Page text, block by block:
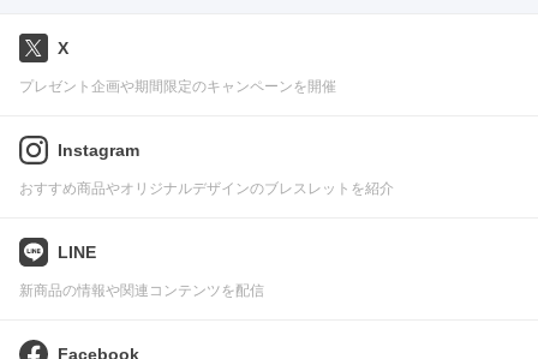
X
プレゼント企画や期間限定のキャンペーンを開催
Instagram
おすすめ商品やオリジナルデザインのブレスレットを紹介
LINE
新商品の情報や関連コンテンツを配信
Facebook